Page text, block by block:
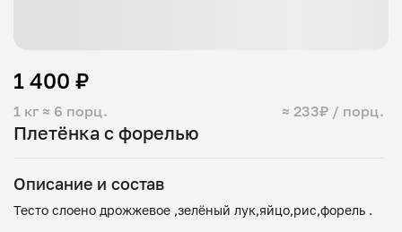
Плетёнка с форелью
1 кг ≈ 6 порц. ≈ 233₽ / порц.
1 400 ₽
Описание и состав